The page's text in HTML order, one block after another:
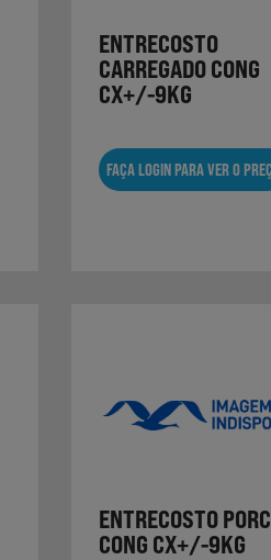
ENTRECOSTO
CARREGADO CONG
CX+/-9KG
FAÇA LOGIN PARA VER O
ENTRECOSTO
CONG CX+/-9KG